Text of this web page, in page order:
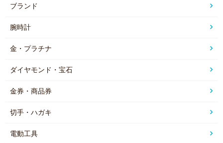
ブランド
腕時計
金・プラチナ
ダイヤモンド・宝石
金券・商品券
切手・ハガキ
電動工具